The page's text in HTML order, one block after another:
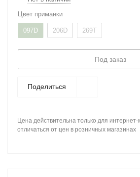
Цвет приманки
097D 206D 269T
Под заказ
Поделиться
Цена действительна только для
отличаться от цен в розничных магазинах